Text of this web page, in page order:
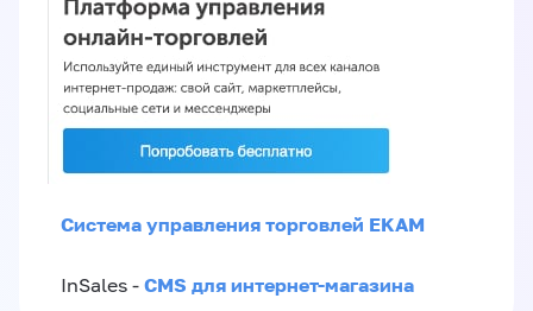
Система управления торговлей EKAM
InSales - CMS для интернет-магазина